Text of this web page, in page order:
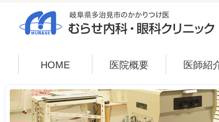
HOME 医院概要 医師紹